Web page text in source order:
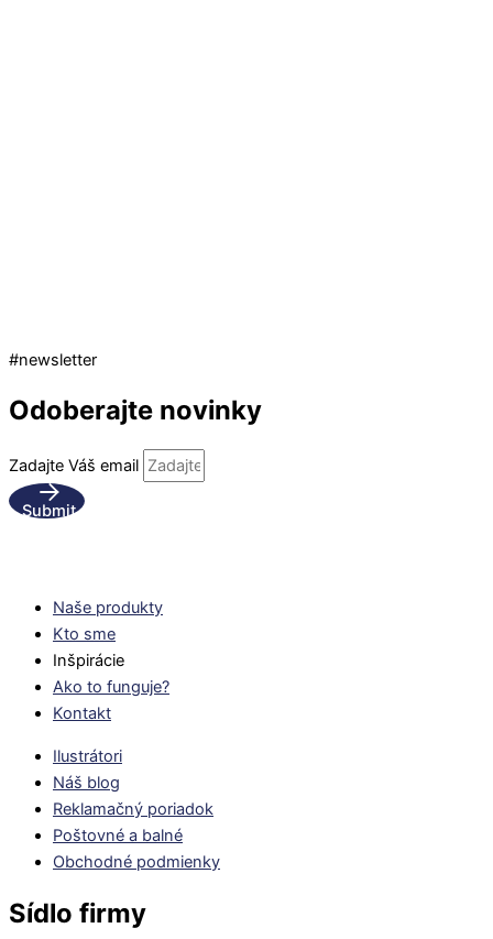
#newsletter
Odoberajte novinky
Zadajte Váš email
Submit
Naše produkty
Kto sme
Inšpirácie
Ako to funguje?
Kontakt
Ilustrátori
Náš blog
Reklamačný poriadok
Poštovné a balné
Obchodné podmienky
Sídlo firmy